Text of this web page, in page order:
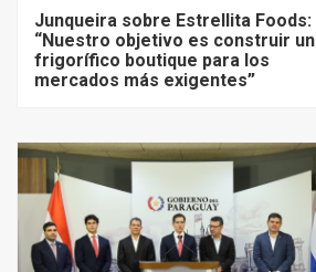
Junqueira sobre Estrellita Foods:
“Nuestro objetivo es construir un
frigorífico boutique para los
mercados más exigentes”